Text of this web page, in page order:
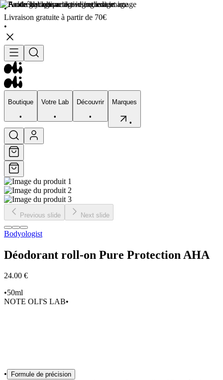
•
Livraison gratuite à partir de 70€
•
Boutique
•
Votre Lab
•
Découvrir
•
Marques
•
Boutique
•
Votre Lab
•
•
Visage
Corps Type de peau
Sélections
Previous slide Next slide
Bodyologist
Déodorant roll-on Pure Protection AHA
24.00 €
•50ml
NOTE OLI'S LAB•
• Formule de précision